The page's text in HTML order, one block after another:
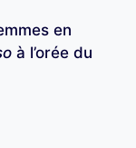
en
à l’orée du